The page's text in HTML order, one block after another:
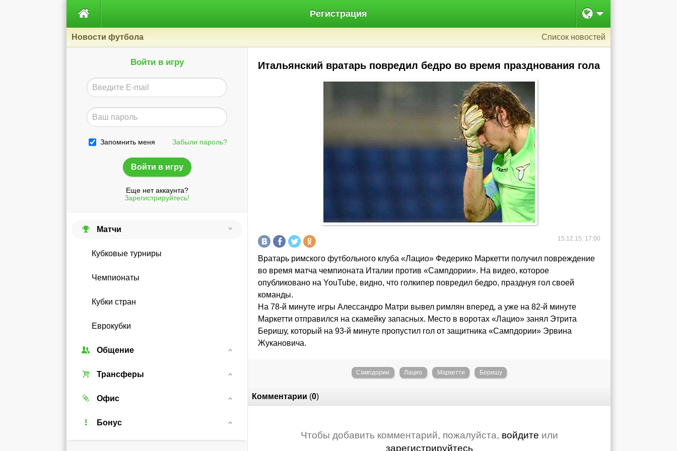
 Регистрация
Новости футбола Список новостей
Войти в игру
Запомнить меня Забыли пароль?
Еще нет аккаунта?
Зарегистрируйтесь!
Матчи
Кубковые турниры
Чемпионаты
Кубки стран
Еврокубки
Общение
Союзы
Форум
Чат
Трансферы
Трансферный рынок
Реальные игроки
Офис
Легенды
Бонус
Итальянский вратарь повредил бедро во время празднования гола
15.12.15, 17:00
Вратарь римского футбольного клуба «Лацио» Федерико Маркетти получил повреждение
во время матча чемпионата Италии против «Сампдории». На видео, которое
опубликовано на YouTube, видно, что голкипер повредил бедро, празднуя гол своей
команды.
На 78-й минуте игры Алессандро Матри вывел римлян вперед, а уже на 82-й минуте
Маркетти отправился на скамейку запасных. Место в воротах «Лацио» занял Этрита
Беришу, который на 93-й минуте пропустил гол от защитника «Сампдории» Эрвина
Жукановича.
Сампдории Лацио Маркетти Беришу
Комментарии (0)
Чтобы добавить комментарий, пожалуйста, войдите или
зарегистрируйтесь